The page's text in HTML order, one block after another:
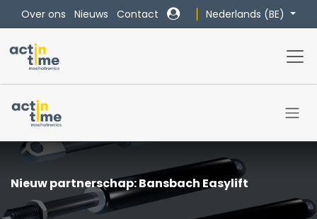
Overslaan naar inhoud
Over ons Nieuws Contact Nederlands (BE)
Nieuw partnerschap: Bansbach Easylift